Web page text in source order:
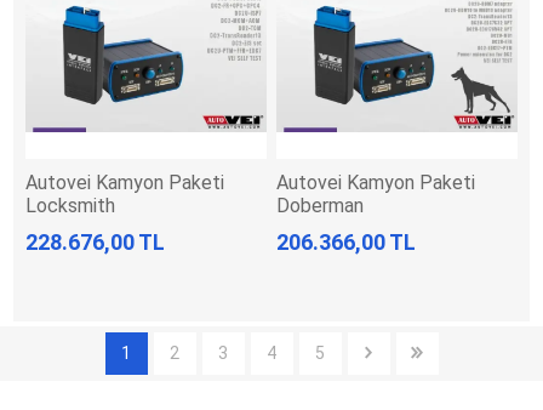
Autovei Kamyon Paketi
Locksmith
228.676,00 TL
Autovei Kamyon Paketi
Doberman
206.366,00 TL
1 2 3 4 5